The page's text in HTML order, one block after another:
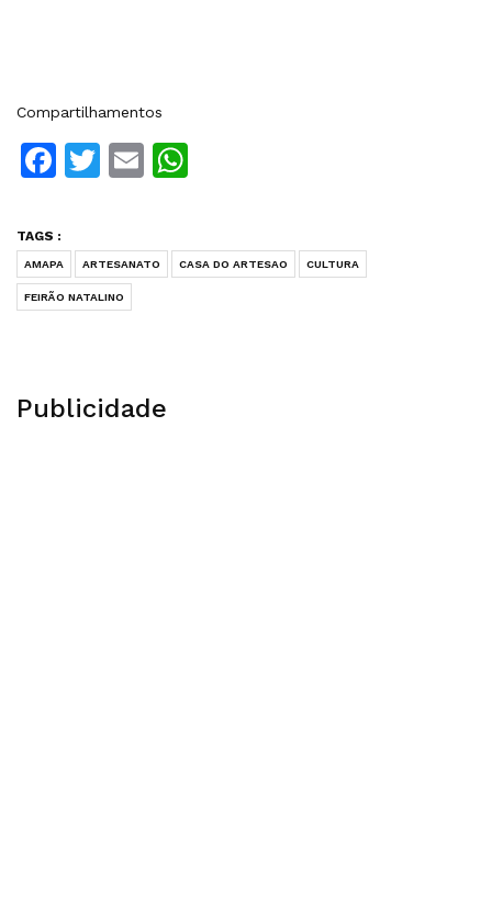
Compartilhamentos
Facebook
Twitter
Email
TAGS :
AMAPA ARTESANATO CASA DO ARTESAO CULTURA
FEIRÃO NATALINO
Publicidade